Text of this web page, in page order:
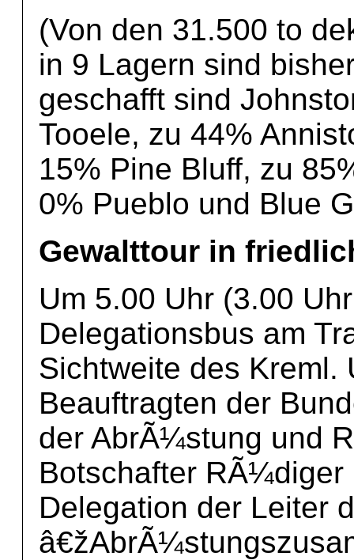
(Von den 31.500 to
in 9 Lagern sind
geschafft sind
Tooele, zu 44%
15% Pine Bluff, zu
0% Pueblo und Blue
Gewalttour in
Um 5.00 Uhr (3.00
Delegationsbus am
Sichtweite des Kreml.
Beauftragten der
der AbrÃ¼stung und
Botschafter
Delegation der Leiter